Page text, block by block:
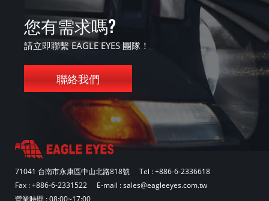
您有需求嗎?
請立即聯繫 EAGLE EYES 團隊！
聯絡我們
71041 台南市永康區中山北路818號 Tel :+886-6-2336618
Fax : +886-6-2331522
E-mail :sales@eagleeyes.com.tw
營業時間 : 08:00~17:00